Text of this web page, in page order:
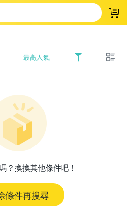
登
最高人氣
？換換其他條件吧！
條件再搜尋